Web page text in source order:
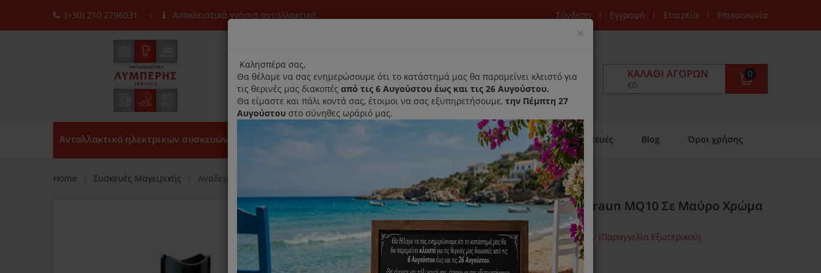
(+30) 210 2796031 Αποκλειστικά γνήσια ανταλλακτικά Σύνδεση Εγγραφή Εταιρεία Επικοινωνία
ΚΑΛΆΘΙ ΑΓΟΡΏΝ
0
€0
Ανταλλακτικά ηλεκτρικών συσκευών Αρχική Παραλαβή- Παράδοση Κατ'οικον Επισκευές Blog Όροι χρήσης
Home Συσκευές Μαγειρικής Αναδευτήρας Μαρέγκας Για Τη Ράβδο Braun MQ10 Σε Μαύρο Χρώμα
Αναδευτήρας Μαρέγκας Για Τη Ράβδο Braun MQ10 Σε Μαύρο Χρώμα
Κωδικός : 0X81364450
Διαθεσιμότητα :
Παράδοση Εντός 15 Εργάσιμων Ημερών (Παραγγελία Εξωτερικού)
× Close
title
Καλησπέρα σας,
Θα θέλαμε να σας ενημερώσουμε ότι το κατάστημά μας θα παραμείνει κλειστό για
τις θερινές μας διακοπές από τις 6 Αυγούστου έως και τις 26 Αυγούστου.
Θα είμαστε και πάλι κοντά σας, έτοιμοι να σας εξυπηρετήσουμε, την Πέμπτη 27
Αυγούστου στο σύνηθες ωράριό μας.